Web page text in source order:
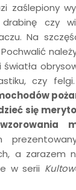
zaślepiony
czy
Na
światła
czy felgi.
się
a zarazem
w serii